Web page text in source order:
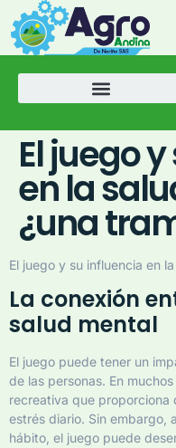
El juego
en la
¿una
El juego y su influencia en
La conexión
salud mental
El juego puede tener un
de las personas. En
recreativa que proporciona
estrés diario. Sin embargo,
hábito, el juego puede